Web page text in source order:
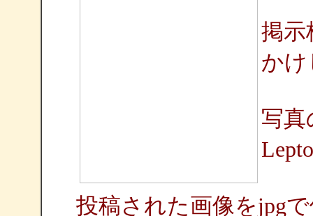
掲示
か
写
投稿された画像をjpg